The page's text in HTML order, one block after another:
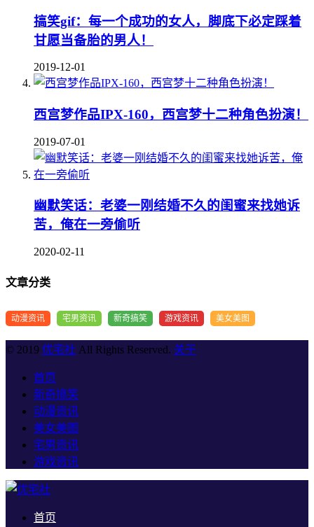
搞笑gif：每一个成功的女人，脚底下必定踩着
甘愿当备胎的男人！
2019-12-01
西宫梦作品IPX-160，西宫梦十二种角色扮演！
2019-07-01
幽默笑话：老婆一刚结婚不久的闺蜜来找她诉
苦，俺在一旁偷听
2020-02-11
文章分类
动漫资讯 宅男资讯 新奇搞笑 游戏资讯 美女美图
© 2019 优宅社 All Rights Reserved. 关于
首页
新奇搞笑
动漫资讯
美女美图
宅男资讯
游戏资讯
首页